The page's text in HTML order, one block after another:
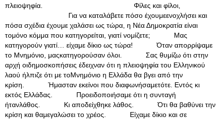
πλειοψηφία. Φίλες και φίλοι,
Για να καταλάβετε πόσο έχουμεενοχλήσει και
πόσα σχέδια έχουμε χαλάσει ως τώρα, η Νέα Δημοκρατία είναι
τομόνο κόμμα που κατηγορείται, γιατί νομίζετε; Μας
κατηγορούν γιατί… είχαμε δίκιο ως τώρα! Όταν απορρίψαμε
το Μνημόνιο, μαςκατηγορούσαν όλοι. Σας θυμίζω ότι στην
αρχή οιδημοσκοπήσεις έδειχναν ότι η πλειοψηφία του Ελληνικού
λαού ήλπιζε ότι με τοΜνημόνιο η Ελλάδα θα βγει από την
κρίση. Ήμασταν εκείνοι που διαφωνήσαμετότε. Εντός κι
εκτός Ελλάδας. Προειδοποιήσαμε ότι η συνταγή
ήτανλάθος. Κι αποδείχθηκε λάθος. Ότι θα βαθύνει την
κρίση και θαμεγαλώσει το χρέος. Είχαμε δίκιο και σε